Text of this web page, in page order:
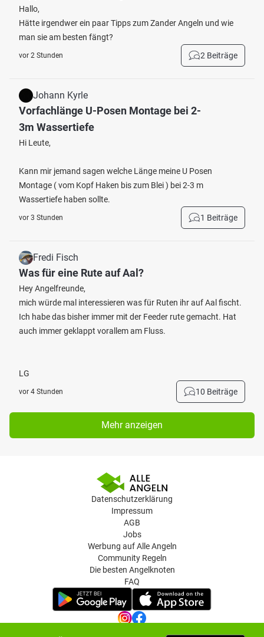
Hallo,
Hätte irgendwer ein paar Tipps zum Zander Angeln und wie
man sie am besten fängt?
vor 2 Stunden 2 Beiträge
Johann Kyrle
Vorfachlänge U-Posen Montage bei 2-
3m Wassertiefe
Hi Leute,
Kann mir jemand sagen welche Länge meine U Posen
Montage ( vom Kopf Haken bis zum Blei ) bei 2-3 m
Wassertiefe haben sollte.
vor 3 Stunden 1 Beiträge
Fredi Fisch
Was für eine Rute auf Aal?
Hey Angelfreunde,
mich würde mal interessieren was für Ruten ihr auf Aal fischt.
Ich habe das bisher immer mit der Feeder rute gemacht. Hat
auch immer geklappt vorallem am Fluss.
LG
vor 4 Stunden 10 Beiträge
Mehr anzeigen
Datenschutzerklärung
Impressum
AGB
Jobs
Werbung auf Alle Angeln
Community Regeln
Die besten Angelknoten
FAQ